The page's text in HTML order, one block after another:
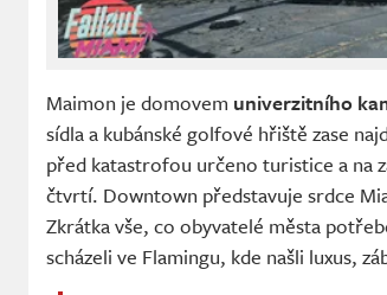
Maimon je domovem univerzitního
sídla a kubánské golfové hřiště zase
před katastrofou určeno turistice a na
čtvrtí. Downtown představuje srdce
Zkrátka vše, co obyvatelé města
scházeli ve Flamingu, kde našli luxus,